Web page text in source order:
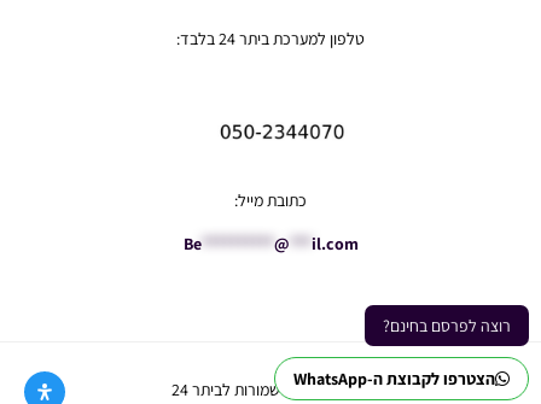
הצטרפו לקבוצת ה-WhatsApp
רוצה לפרסם בחינם?
טלפון למערכת ביתר 24 בלבד:
כתובת מייל:
Be********** @ il.com
Ⓒ כל הזכויות שמורות לביתר 24